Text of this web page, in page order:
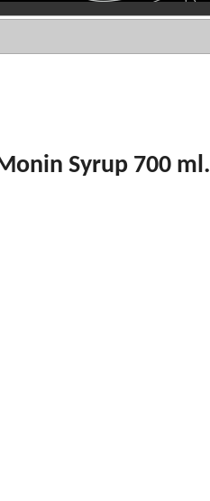
Syrup 700 ml.